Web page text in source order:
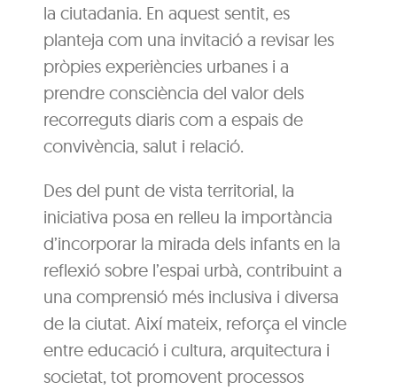
la ciutadania. En aquest sentit, es
planteja com una invitació a revisar les
pròpies experiències urbanes i a
prendre consciència del valor dels
recorreguts diaris com a espais de
convivència, salut i relació.
Des del punt de vista territorial, la
iniciativa posa en relleu la importància
d’incorporar la mirada dels infants en la
reflexió sobre l’espai urbà, contribuint a
una comprensió més inclusiva i diversa
de la ciutat. Així mateix, reforça el vincle
entre educació i cultura, arquitectura i
societat, tot promovent processos